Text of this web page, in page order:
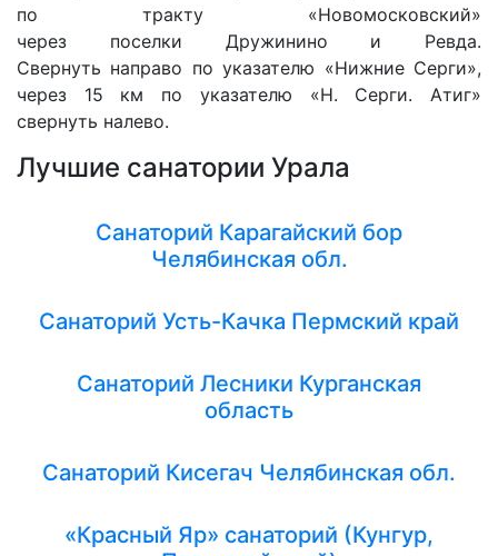
по тракту «Новомосковский»
через поселки Дружинино и Ревда.
Свернуть направо по указателю «Нижние Серги»,
через 15 км по указателю «Н. Серги. Атиг»
свернуть налево.
Лучшие санатории Урала
Санаторий Карагайский бор
Челябинская обл.
Санаторий Усть-Качка Пермский край
Санаторий Лесники Курганская
область
Санаторий Кисегач Челябинская обл.
«Красный Яр» санаторий (Кунгур,